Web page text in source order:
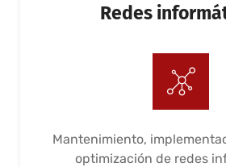
Redes
Mantenimiento,
optimización de redes